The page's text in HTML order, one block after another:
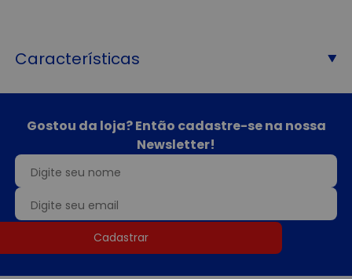
Características
Gostou da loja? Então cadastre-se na nossa
Newsletter!
Cadastrar